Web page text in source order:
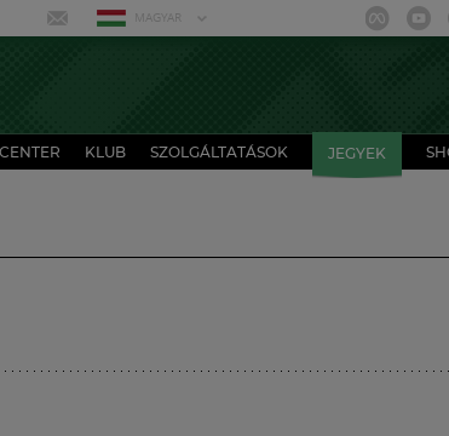
MAGYAR
KLUB SZOLGÁLTATÁSOK JEGYEK